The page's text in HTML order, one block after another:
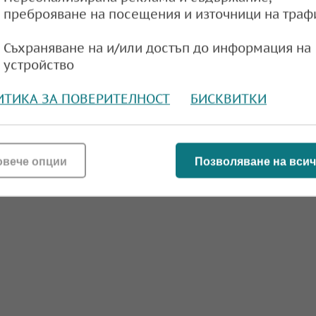
осмо място в ЕС по най-високи цени на
земя
14:29,
преброяване на посещения и източници на
Съхраняване на и/или достъп до информация на
устройство
ЗА ПОВЕРИТЕЛНОСТ БИСКВИТКИ
Позволяване на
опции